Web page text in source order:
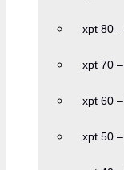
xpt 80 –
xpt 70 –
xpt 60 –
xpt 50 –